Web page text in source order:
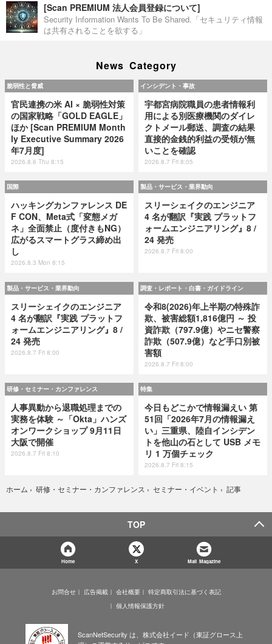
[Scan PREMIUM 法人会員登録について]
Security Information Wants To Be Shared.「セキュリティ情報
は共有されることを欲する」
News Category
脆弱性と脅威
官民連携の米 AI × 脆弱性対策
の国家戦略「GOLD EAGLE」
ほか [Scan PREMIUM Month
ly Executive Summary 2026
年7月度]
2026.8.6 Thu 8:15
インシデント・事故
宇都宮病院職員の患者情報利
用による別医療機関のダイレ
クトメール郵送、調査の結果
直接的金銭的利益の受領が無
いことを確認
2026.8.7 Fri 8:05
国際
ハッキングカンファレンス DE
F CON、Meta式「変態メガ
ネ」全面禁止（度付きもNG）
広がるスマートグラス締め出
し
2026.8.3 Mon 8:15
製品・サービス・業界動向
スリーシェイクのエンジニア
4 名が翻訳『実践 プラットフ
ォームエンジニアリング』8 /
24 発売
2026.8.7 Fri 8:00
製品・サービス・業界動向
スリーシェイクのエンジニア
4 名が翻訳『実践 プラットフ
ォームエンジニアリング』8 /
24 発売
2026.8.7 Fri 8:00
調査・レポート・白書・ガイドライン
令和8(2026)年上半期の特殊詐
欺、被害総額1,816億円 ～ 投
資詐欺（797.9億）やニセ警察
詐欺（507.9億）など手口別被
害額
2026.8.7 Fri 8:00
研修・セミナー・カンファレンス
人事異動から退職処理までの
実務を体験 ～「Okta」ハンズ
オンワークショップ 9月11日
大阪で開催
2026.8.7 Fri 8:10
特集
今日もどこかで情報漏えい 第
51回「2026年7月の情報漏え
い」三重県、陸自インシデン
トを他山の石として USB メモ
リ 1 万個チェック
2026.8.7 Fri 8:15
ホーム › 研修・セミナー・カンファレンス › セミナー・イベント › 記事
TOP
Home X Mail Magazine
お問合せ 広告掲載 会社概要
特定商取引法に基づく表記
個人情報保護方針
ScanNetSecurity は、株式会社イード（東証グロース上